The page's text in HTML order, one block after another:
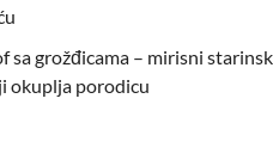
sa grožđicama – mirisni
okuplja porodicu